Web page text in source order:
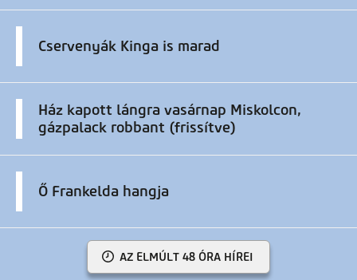
Cservenyák Kinga is marad
Ház kapott lángra vasárnap Miskolcon,
gázpalack robbant (frissítve)
Ő Frankelda hangja
AZ ELMÚLT 48 ÓRA HÍREI